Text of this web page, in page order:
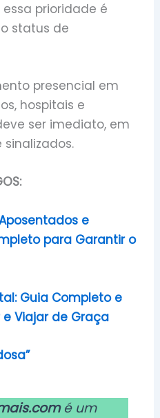
prioridade é
status de
presencial em
hospitais e
ser imediato, em
e
para Garantir o
Guia Completo e
Viajar de Graça
é um